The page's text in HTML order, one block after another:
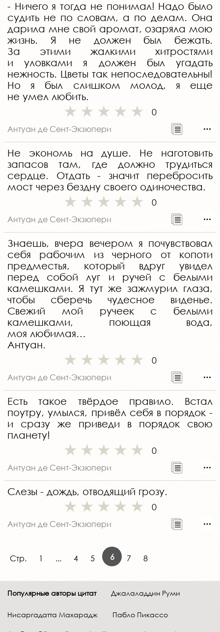
- Ничего я тогда не понимал! Надо было
судить не по словам, а по делам. Она
дарила мне свой аромат, озаряла мою
жизнь. Я не должен был бежать.
За этими жалкими хитростями
и уловками я должен был угадать
нежность. Цветы так непоследовательны!
Но я был слишком молод, я еще
не умел любить.
0
Антуан де Сент-Экзюпери
Не экономь на душе. Не наготовить
запасов там, где должно трудиться
сердце. Отдать - значит перебросить
мост через бездну своего одиночества.
0
Антуан де Сент-Экзюпери
Знаешь, вчера вечером я почувствовал
себя рабочим из черного от копоти
предместья, который вдруг увидел
перед собой луг и ручей с белыми
камешками. Я тут же зажмурил глаза,
чтобы сберечь чудесное виденье.
Свежий мой ручеек с белыми
камешками, поющая вода,
моя любимая…
Антуан.
0
Антуан де Сент-Экзюпери
Есть такое твёрдое правило. Встал
поутру, умылся, привёл себя в порядок -
и сразу же приведи в порядок свою
планету!
0
Антуан де Сент-Экзюпери
Слезы - дождь, отводящий грозу.
0
Антуан де Сент-Экзюпери
Стр. 1 ... 4 5 6 7 8
Популярные авторы цитат Джалаладдин Руми
Нисаргадатта Махарадж Пабло Пикассо